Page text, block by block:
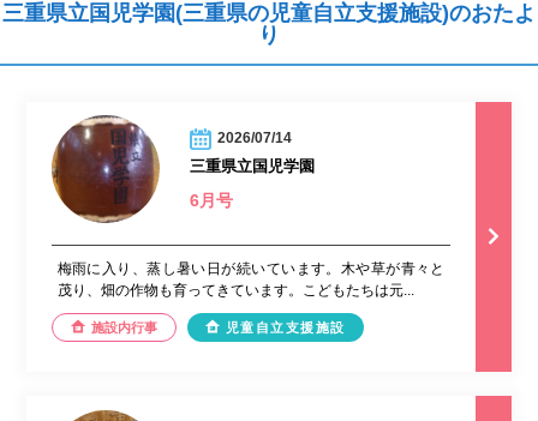
三重県立国児学園(三重県の児童自立支援施設)のおたよ
り
2026/07/14
三重県立国児学園
6月号
梅雨に入り、蒸し暑い日が続いています。木や草が青々と
茂り、畑の作物も育ってきています。こどもたちは元...
施設内行事 児童自立支援施設